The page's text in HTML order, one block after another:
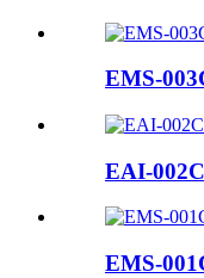
EMS-
EAI-
EMS-